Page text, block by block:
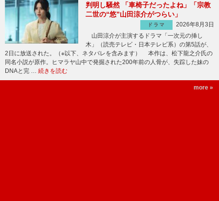
判明し騒然 「車椅子だったよね」「宗教
二世の“悠”山田涼介がつらい」
ドラマ
2026年8月3日
山田涼介が主演するドラマ「一次元の挿し
木」（読売テレビ・日本テレビ系）の第5話が、
2日に放送された。（※以下、ネタバレを含みます） 本作は、松下龍之介氏の
同名小説が原作。ヒマラヤ山中で発掘された200年前の人骨が、失踪した妹の
DNAと完 … 続きを読む
more »